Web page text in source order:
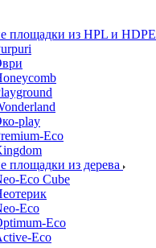
площадки из HPL и HDPE
play
Eco
площадки из дерева
Eco Cube
Eco
Еco
Eco